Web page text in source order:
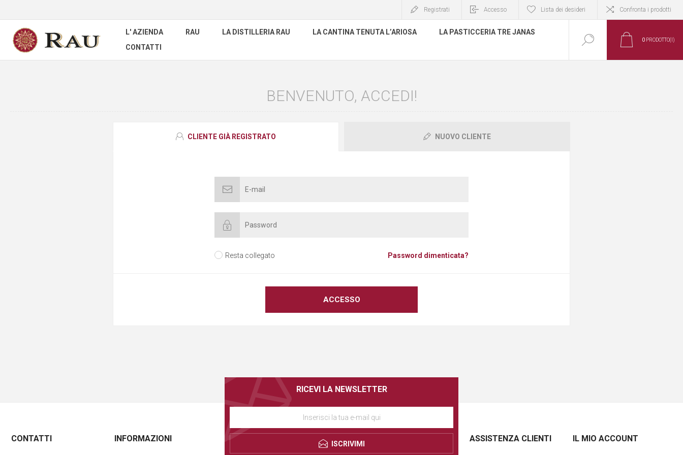
Registrati Accesso Lista dei desideri Confronta i prodotti
L' AZIENDA RAU LA DISTILLERIA RAU LA CANTINA TENUTA L’ARIOSA
LA PASTICCERIA TRE JANAS
CONTATTI
0 PRODOTTO(I)
BENVENUTO, ACCEDI!
CLIENTE GIÀ REGISTRATO NUOVO CLIENTE
Resta collegato Password dimenticata?
RICEVI LA NEWSLETTER
ISCRIVIMI
CONTATTI INFORMAZIONI ASSISTENZA CLIENTI IL MIO ACCOUNT